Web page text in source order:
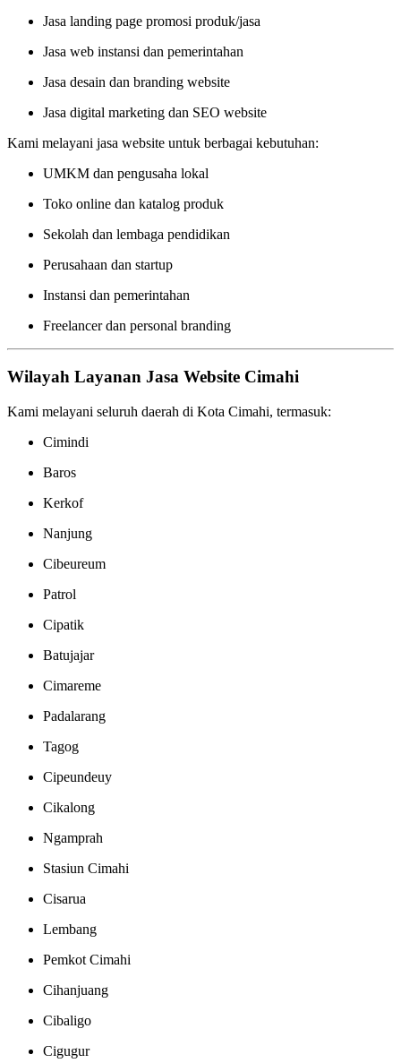
Jasa landing page promosi produk/jasa
Jasa web instansi dan pemerintahan
Jasa desain dan branding website
Jasa digital marketing dan SEO website
Kami melayani jasa website untuk berbagai kebutuhan:
UMKM dan pengusaha lokal
Toko online dan katalog produk
Sekolah dan lembaga pendidikan
Perusahaan dan startup
Instansi dan pemerintahan
Freelancer dan personal branding
Wilayah Layanan Jasa Website Cimahi
Kami melayani seluruh daerah di Kota Cimahi, termasuk:
Cimindi
Baros
Kerkof
Nanjung
Cibeureum
Patrol
Cipatik
Batujajar
Cimareme
Padalarang
Tagog
Cipeundeuy
Cikalong
Ngamprah
Stasiun Cimahi
Cisarua
Lembang
Pemkot Cimahi
Cihanjuang
Cibaligo
Cigugur